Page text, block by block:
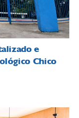
e
Chico